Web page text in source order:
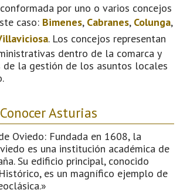
por uno o varios concejos
caso: Bimenes, Cabranes, Colunga,
. Los concejos representan
dentro de la comarca y
de la gestión de los asuntos locales
Conocer Asturias
Oviedo: Fundada en 1608, la
es una institución académica de
Su edificio principal, conocido
es un magnífico ejemplo de